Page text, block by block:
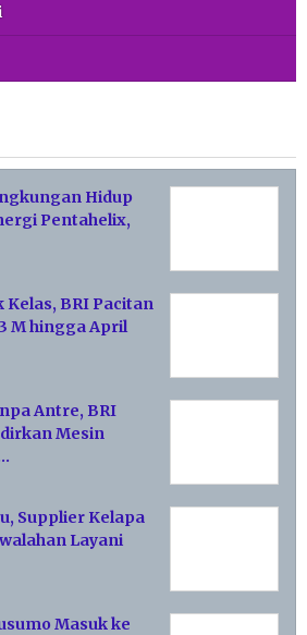
Hidup
Pentahelix,
Kelas, BRI Pacitan
M hingga April
Antre, BRI
Mesin
Supplier Kelapa
Layani
Masuk ke